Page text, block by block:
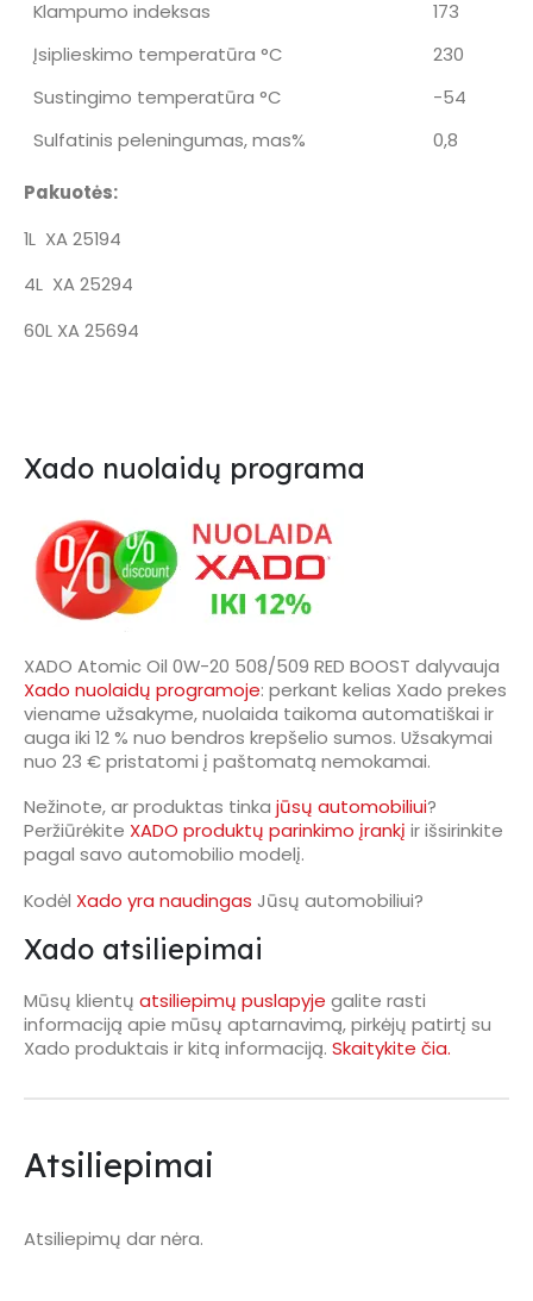
Klampumo indeksas
173
Įsiplieskimo temperatūra °C
230
Sustingimo temperatūra °C
-54
Sulfatinis peleningumas, mas%
0,8
Pakuotės:
1L XA 25194
4L XA 25294
60L XA 25694
Xado nuolaidų programa
XADO Atomic Oil 0W-20 508/509 RED BOOST dalyvauja
Xado nuolaidų programoje: perkant kelias Xado prekes
viename užsakyme, nuolaida taikoma automatiškai ir
auga iki 12 % nuo bendros krepšelio sumos. Užsakymai
nuo 23 € pristatomi į paštomatą nemokamai.
Nežinote, ar produktas tinka jūsų automobiliui?
Peržiūrėkite XADO produktų parinkimo įrankį ir išsirinkite
pagal savo automobilio modelį.
Kodėl Xado yra naudingas Jūsų automobiliui?
Xado atsiliepimai
Mūsų klientų atsiliepimų puslapyje galite rasti
informaciją apie mūsų aptarnavimą, pirkėjų patirtį su
Xado produktais ir kitą informaciją. Skaitykite čia.
Atsiliepimai
Atsiliepimų dar nėra.